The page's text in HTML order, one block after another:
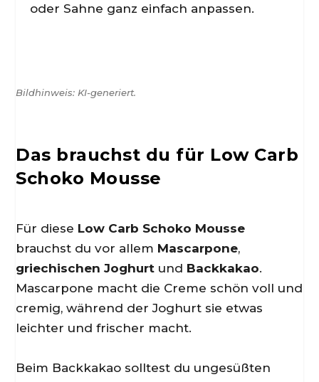
oder Sahne ganz einfach anpassen.
Bildhinweis: KI-generiert.
Das brauchst du für Low Carb
Schoko Mousse
Für diese Low Carb Schoko Mousse
brauchst du vor allem Mascarpone,
griechischen Joghurt und Backkakao.
Mascarpone macht die Creme schön voll und
cremig, während der Joghurt sie etwas
leichter und frischer macht.
Beim Backkakao solltest du ungesüßten